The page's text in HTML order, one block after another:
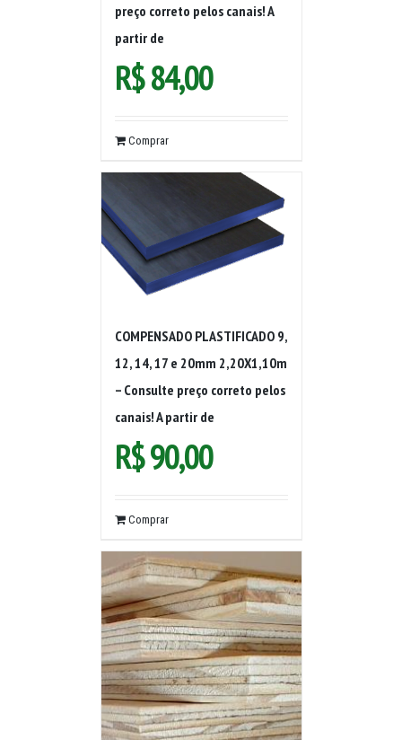
preço correto pelos canais! A
partir de
R$84,00
Comprar
COMPENSADO PLASTIFICADO 9,
12, 14, 17 e 20mm 2,20X1,10m
– Consulte preço correto pelos
canais! A partir de
R$90,00
Comprar